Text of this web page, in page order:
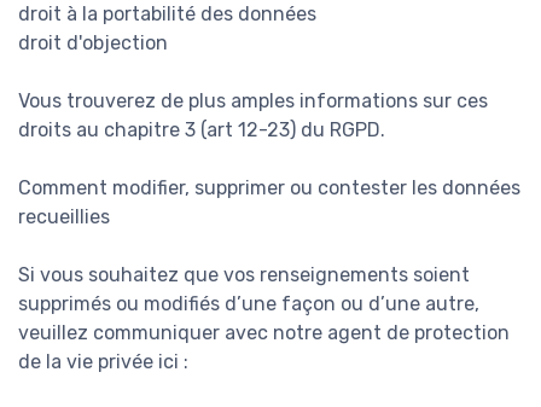
droit à la portabilité des données
droit d'objection
Vous trouverez de plus amples informations sur ces
droits au chapitre 3 (art 12-23) du RGPD.
Comment modifier, supprimer ou contester les données
recueillies
Si vous souhaitez que vos renseignements soient
supprimés ou modifiés d’une façon ou d’une autre,
veuillez communiquer avec notre agent de protection
de la vie privée ici :